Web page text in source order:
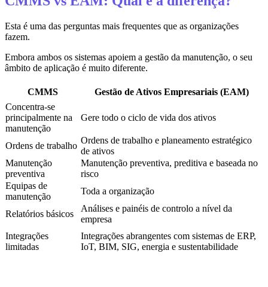
Esta é uma das perguntas mais frequentes que as organizações
fazem.
Embora ambos os sistemas apoiem a gestão da manutenção, o seu
âmbito de aplicação é muito diferente.
CMMS
Gestão de Ativos Empresariais (EAM)
Concentra-se
principalmente na
manutenção
Gere todo o ciclo de vida dos ativos
Ordens de trabalho
Ordens de trabalho e planeamento estratégico
de ativos
Manutenção
preventiva
Manutenção preventiva, preditiva e baseada no
risco
Equipas de
manutenção
Toda a organização
Relatórios básicos
Análises e painéis de controlo a nível da
empresa
Integrações
limitadas
Integrações abrangentes com sistemas de ERP,
IoT, BIM, SIG, energia e sustentabilidade